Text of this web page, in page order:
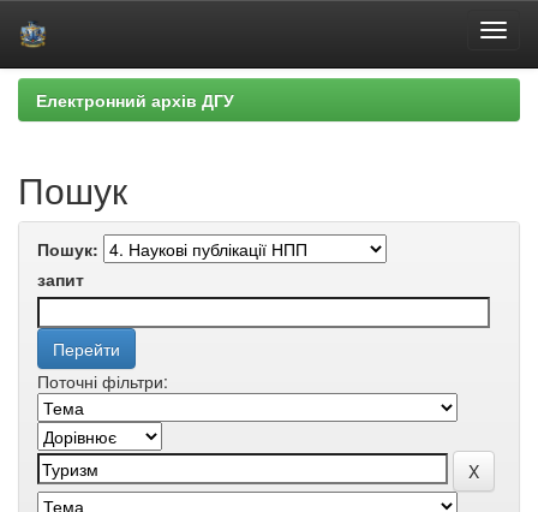
Skip
navigation
Електронний архів ДГУ
Пошук
Пошук:
запит
Поточні фільтри: